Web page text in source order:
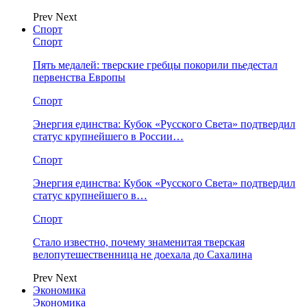
Prev Next
Спорт
Спорт
Пять медалей: тверские гребцы покорили пьедестал
первенства Европы
Спорт
Энергия единства: Кубок «Русского Света» подтвердил
статус крупнейшего в России…
Спорт
Энергия единства: Кубок «Русского Света» подтвердил
статус крупнейшего в…
Спорт
Стало известно, почему знаменитая тверская
велопутешественница не доехала до Сахалина
Prev Next
Экономика
Экономика